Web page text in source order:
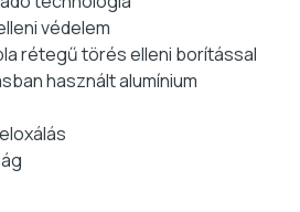
védelem
rétegű törés elleni borítással
használt alumínium